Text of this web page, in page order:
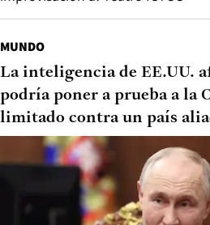
MUNDO
La inteligencia de EE.UU.
podría poner a prueba a la
limitado contra un país